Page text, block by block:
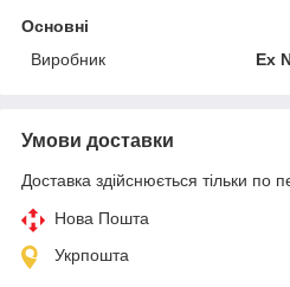
Основні
Виробник
Ex
Умови доставки
Доставка здійснюється тільки по
Нова Пошта
Укрпошта